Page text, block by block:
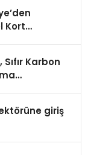
Kort
Karbon
giriş